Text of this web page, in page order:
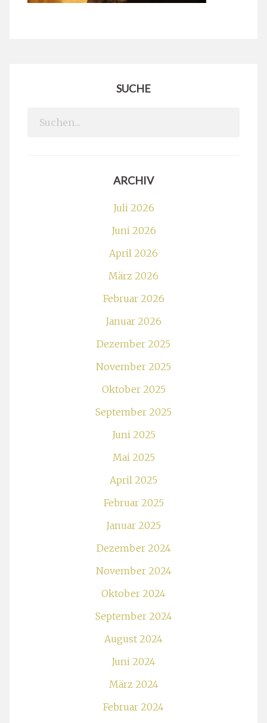
SUCHE
Search
ARCHIV
Juli 2026
Juni 2026
April 2026
März 2026
Februar 2026
Januar 2026
Dezember 2025
November 2025
Oktober 2025
September 2025
Juni 2025
Mai 2025
April 2025
Februar 2025
Januar 2025
Dezember 2024
November 2024
Oktober 2024
September 2024
August 2024
Juni 2024
März 2024
Februar 2024